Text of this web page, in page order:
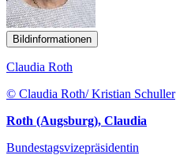
Bildinformationen
Claudia Roth
© Claudia Roth/ Kristian Schuller
Roth (Augsburg), Claudia
Bundestagsvizepräsidentin